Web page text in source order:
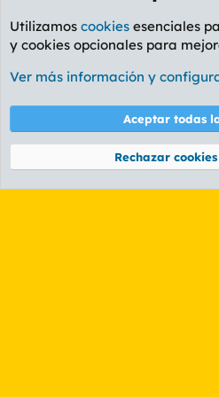
Foro Informática y Videojuegos
Cookies
PL OLDSTYLE
Términos y reglas
Community platform by XenForo® © 2010-
Utilizamos cookies esenciales
y cookies opcionales para
Ver más información y
Aceptar todas
Rechazar